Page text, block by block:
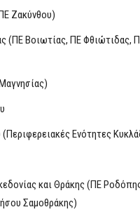
Ζακύνθου)
(ΠΕ Βοιωτίας, ΠΕ Φθιώτιδας,
Ενότητες
και Θράκης (ΠΕ
Σαμοθράκης)